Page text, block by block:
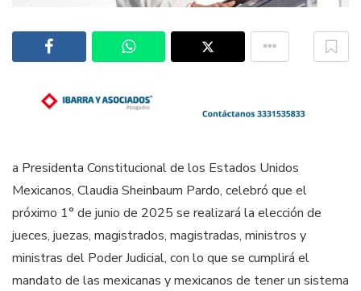
a Presidenta Constitucional de los Estados Unidos
Mexicanos, Claudia Sheinbaum Pardo, celebró que el
próximo 1° de junio de 2025 se realizará la elección de
jueces, juezas, magistrados, magistradas, ministros y
ministras del Poder Judicial, con lo que se cumplirá el
mandato de las mexicanas y mexicanos de tener un sistema